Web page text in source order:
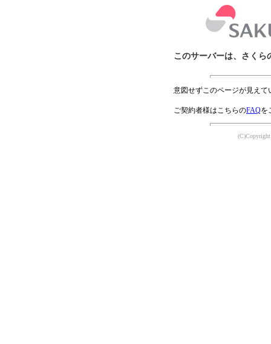
このサーバーは、さくら
意図せずこのページが見え
ご契約者様はこちらのFAQを